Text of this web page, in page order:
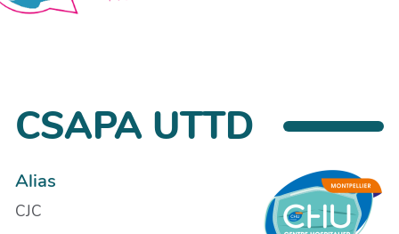
CSAPA UTTD
Alias
CJC